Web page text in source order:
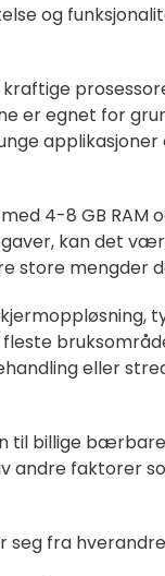
og
er egnet for
applikasjoner
4-8 GB RAM
kan det
store mengder
eller
til billige
andre faktorer
seg fra hverandre